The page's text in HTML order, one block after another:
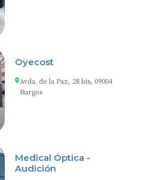
Oyecost
Avda. de la Paz, 28 bis, 09004
Burgos
Medical Óptica -
Audición